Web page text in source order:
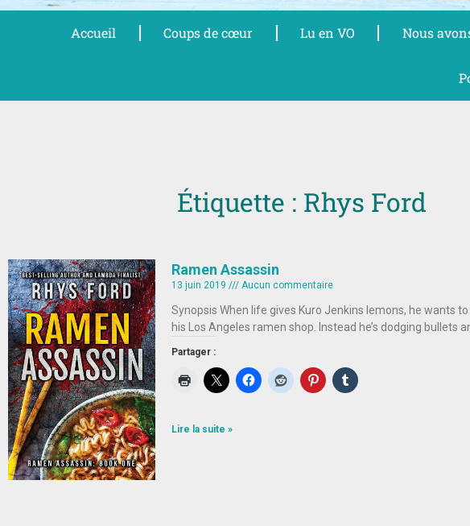
Accueil Coups de cœur Lu en VO Nous
Étiquette : Rhys Ford
Ramen Assassin
13 juin 2019 Aucun commentaire
Synopsis When life gives Kuro Jenkins lemons, he wants
his Los Angeles ramen shop. Instead he’s dodging bullets
Partager :
Lire la suite »